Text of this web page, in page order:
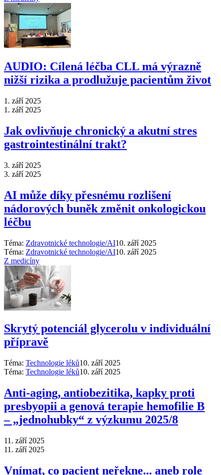
AUDIO: Cílená léčba CLL má výrazně
nižší rizika a prodlužuje pacientům život
1. září 2025
1. září 2025
Jak ovlivňuje chronický a akutní stres
gastrointestinální trakt?
3. září 2025
3. září 2025
AI může díky přesnému rozlišení
nádorových buněk změnit onkologickou
léčbu
Téma: Zdravotnické technologie/AI10. září 2025
Téma: Zdravotnické technologie/AI10. září 2025
Z medicíny
Skrytý potenciál glycerolu v individuální
přípravě
Téma: Technologie léků10. září 2025
Téma: Technologie léků10. září 2025
Anti‑aging, antiobezitika, kapky proti
presbyopii a genová terapie hemofilie B
–⁠ „jednohubky“ z výzkumu 2025/8
11. září 2025
11. září 2025
Vnímat, co pacient neřekne... aneb role